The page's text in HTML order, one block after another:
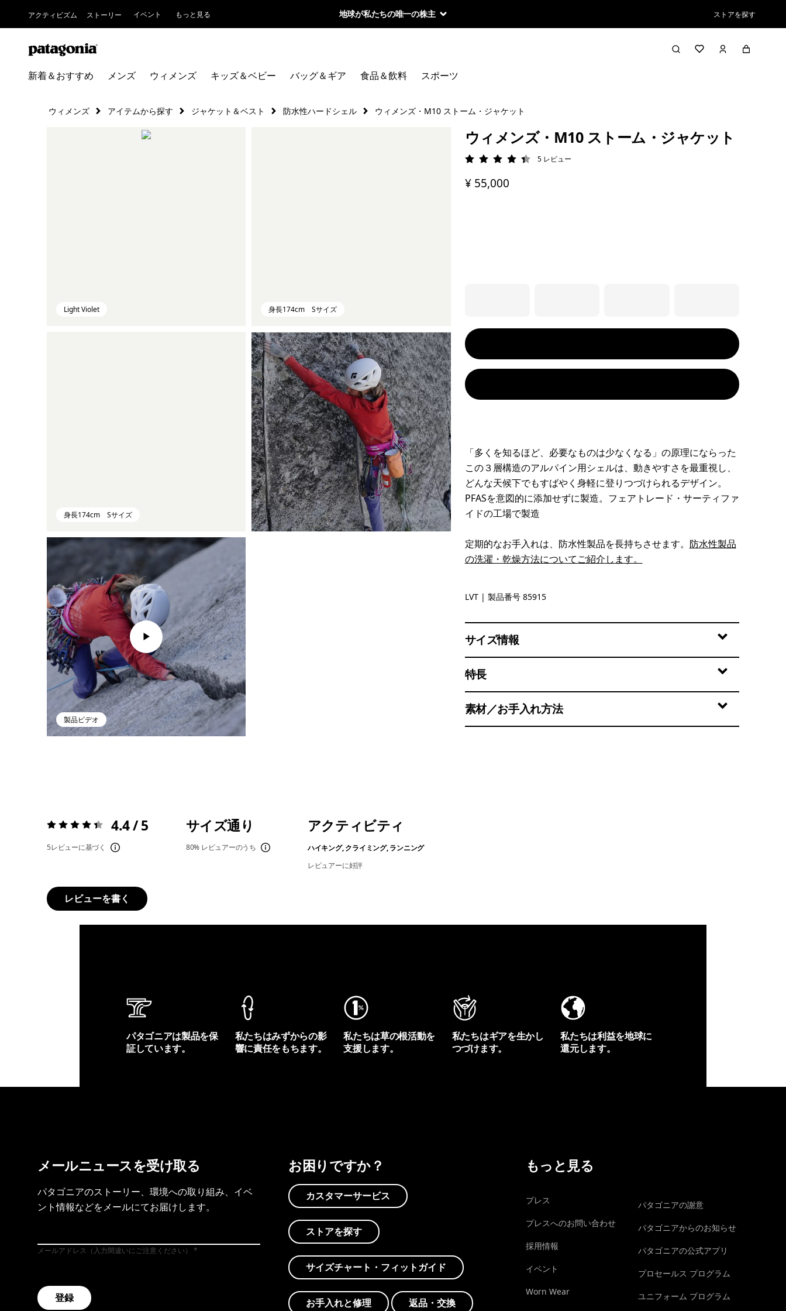
アクティビズム ストーリー イベント もっと見る 地球が私たちの唯一の株主 ストアを探す
新着＆おすすめ メンズ ウィメンズ キッズ＆ベビー バッグ＆ギア 食品＆飲料 スポーツ
ウィメンズ アイテムから探す ジャケット＆ベスト 防水性ハードシェル ウィメンズ・M10 ストーム・ジャケット
Light Violet 身長174cm Sサイズ
身長174cm Sサイズ
製品ビデオ
ウィメンズ・M10 ストーム・ジャケット
評価: 4.4 / 5
5 レビュー
¥ 55,000
「多くを知るほど、必要なものは少なくなる」の原理にならった
この３層構造のアルパイン用シェルは、動きやすさを最重視し、
どんな天候下でもすばやく身軽に登りつづけられるデザイン。
PFASを意図的に添加せずに製造。フェアトレード・サーティファ
イドの工場で製造
定期的なお手入れは、防水性製品を長持ちさせます。 防水性製品
の洗濯・乾燥方法についてご紹介します。
Light Violet
LVT | 製品番号 85915
サイズ情報
特長
素材／お手入れ方法
評価:4.4 / 5 4.4 / 5
5レビューに基づく
サイズ通り
80% レビュアーのうち
アクティビティ
ハイキング, クライミング, ランニング
レビュアーに好評
レビューを書く
パタゴニアは製品を保
証しています。
私たちはみずからの影
響に責任をもちます。
私たちは草の根活動を
支援します。
私たちはギアを生かし
つづけます。
私たちは利益を地球に
還元します。
メールニュースを受け取る
パタゴニアのストーリー、環境への取り組み、イベ
ント情報などをメールにてお届けします。
メールアドレス（入力間違いにご注意ください）
登録
お困りですか？
カスタマーサービス
ストアを探す
サイズチャート・フィットガイド
お手入れと修理 返品・交換
もっと見る
プレス
プレスへのお問い合わせ
採用情報
イベント
Worn Wear
パタゴニアの謝意
パタゴニアからのお知らせ
パタゴニアの公式アプリ
プロセールス プログラム
ユニフォーム プログラム